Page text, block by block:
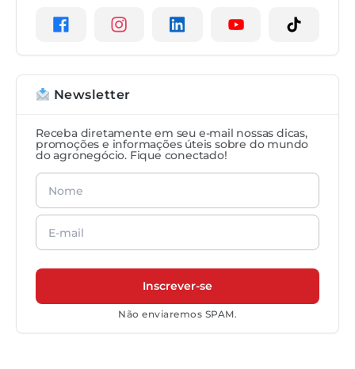
Newsletter
Receba diretamente em seu e-mail nossas dicas,
promoções e informações úteis sobre do mundo
do agronegócio. Fique conectado!
Não enviaremos SPAM.